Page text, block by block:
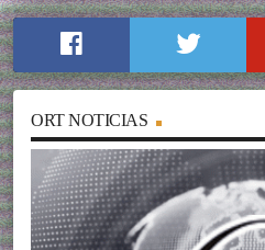
ORT NOTICIAS